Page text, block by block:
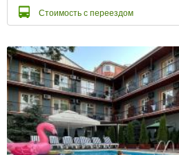
Стоимость с переездом